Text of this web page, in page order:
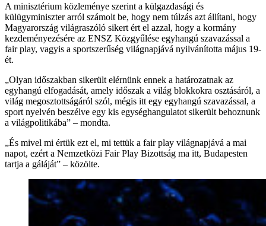
A minisztérium közleménye szerint a külgazdasági és
külügyminiszter arról számolt be, hogy nem túlzás azt állítani, hogy
Magyarország világraszóló sikert ért el azzal, hogy a kormány
kezdeményezésére az ENSZ Közgyűlése egyhangú szavazással a
fair play, vagyis a sportszerűség világnapjává nyilvánította május 19-
ét.
„Olyan időszakban sikerült elérnünk ennek a határozatnak az
egyhangú elfogadását, amely időszak a világ blokkokra osztásáról, a
világ megosztottságáról szól, mégis itt egy egyhangú szavazással, a
sport nyelvén beszélve egy kis egységhangulatot sikerült behoznunk
a világpolitikába” – mondta.
„És mivel mi értük ezt el, mi tettük a fair play világnapjává a mai
napot, ezért a Nemzetközi Fair Play Bizottság ma itt, Budapesten
tartja a gáláját” – közölte.